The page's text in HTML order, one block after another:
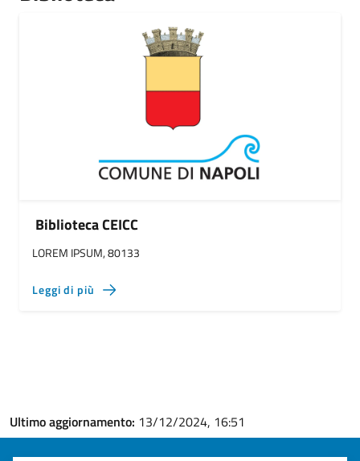
Biblioteca CEICC
LOREM IPSUM, 80133
Leggi di più
Ultimo aggiornamento: 13/12/2024, 16:51